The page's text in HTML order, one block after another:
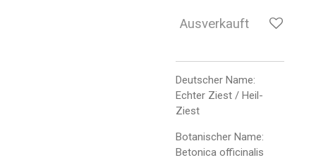
Ausverkauft
Deutscher Name:
Echter Ziest / Heil-
Ziest
Botanischer Name:
Betonica officinalis